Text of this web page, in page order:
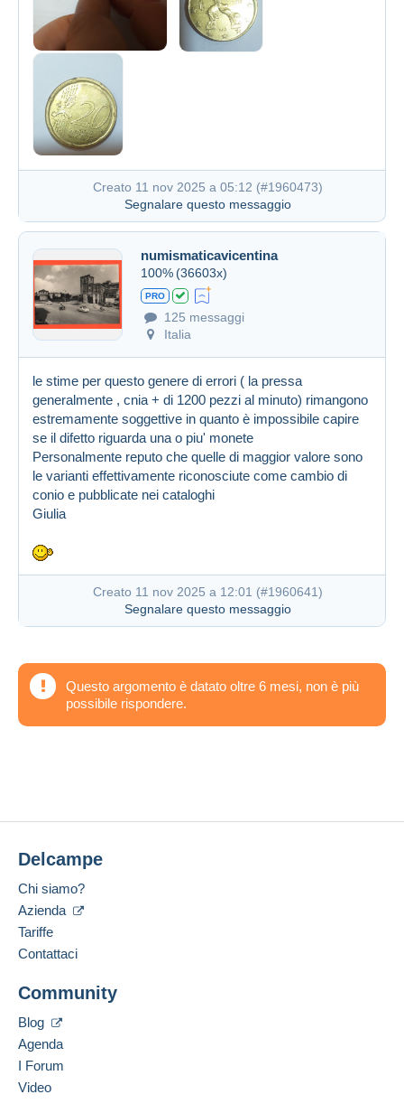
Creato 11 nov 2025 a 05:12 (#1960473)
Segnalare questo messaggio
numismaticavicentina
100% (36603x)
PRO
125 messaggi
Italia
le stime per questo genere di errori ( la pressa
generalmente , cnia + di 1200 pezzi al minuto) rimangono
estremamente soggettive in quanto è impossibile capire
se il difetto riguarda una o piu' monete
Personalmente reputo che quelle di maggior valore sono
le varianti effettivamente riconosciute come cambio di
conio e pubblicate nei cataloghi
Giulia
Creato 11 nov 2025 a 12:01 (#1960641)
Segnalare questo messaggio
Questo argomento è datato oltre 6 mesi, non è più
possibile rispondere.
Delcampe
Chi siamo?
Azienda
Tariffe
Contattaci
Community
Blog
Agenda
I Forum
Video